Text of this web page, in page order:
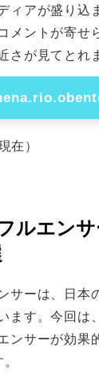
ィアが盛り込
メントが寄せ
さが見てとれ
在）
ルエン
サーは、日本
ます。今回は
ンサーが効果